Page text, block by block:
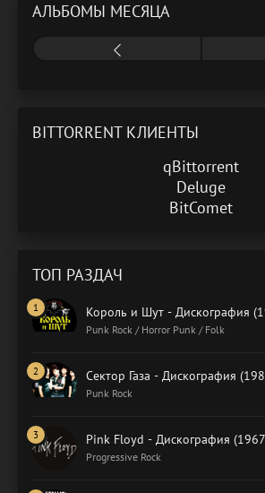
АЛЬБОМЫ МЕСЯЦА
BITTORRENT КЛИЕНТЫ
qBittorrent
Deluge
BitComet
ТОП РАЗДАЧ
Король и Шут - Дискография
Punk Rock / Horror Punk / Folk
Сектор Газа - Дискография
Punk Rock
Pink Floyd - Дискография
Progressive Rock